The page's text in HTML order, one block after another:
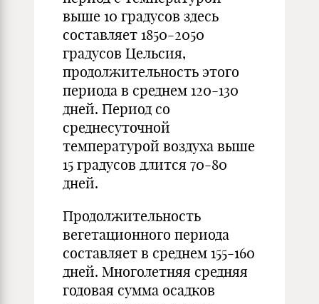
выше 10 градусов здесь
составляет 1850-2050
градусов Цельсия,
продолжительность этого
периода в среднем 120-130
дней. Период со
среднесуточной
температурой воздуха выше
15 градусов длится 70-80
дней.
Продолжительность
вегетационного периода
составляет в среднем 155-160
дней. Многолетняя средняя
годовая сумма осадков